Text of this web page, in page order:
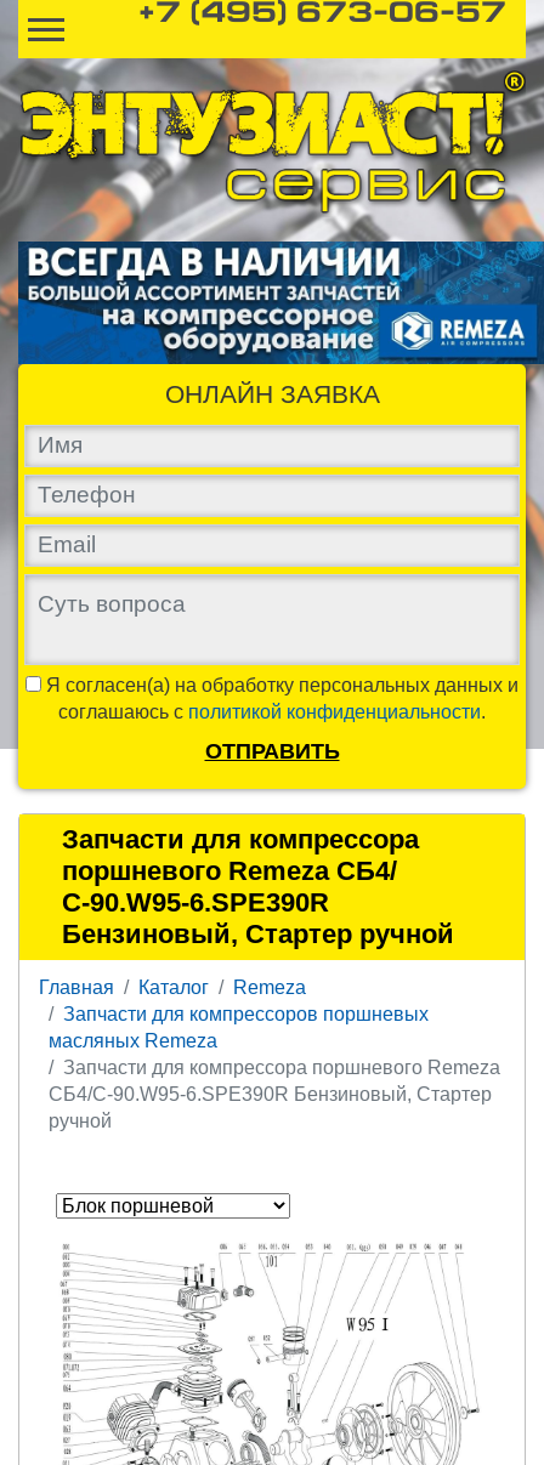
+7 (495) 673-06-57
ОНЛАЙН ЗАЯВКА
Я согласен(а) на обработку персональных данных и
соглашаюсь с политикой конфиденциальности.
ОТПРАВИТЬ
Запчасти для компрессора
поршневого Remeza СБ4/
С-90.W95-6.SPE390R
Бензиновый, Стартер ручной
Главная Каталог
Remeza
Запчасти для компрессоров поршневых
масляных Remeza
Запчасти для компрессора поршневого Remeza
СБ4/С-90.W95-6.SPE390R Бензиновый, Стартер
ручной